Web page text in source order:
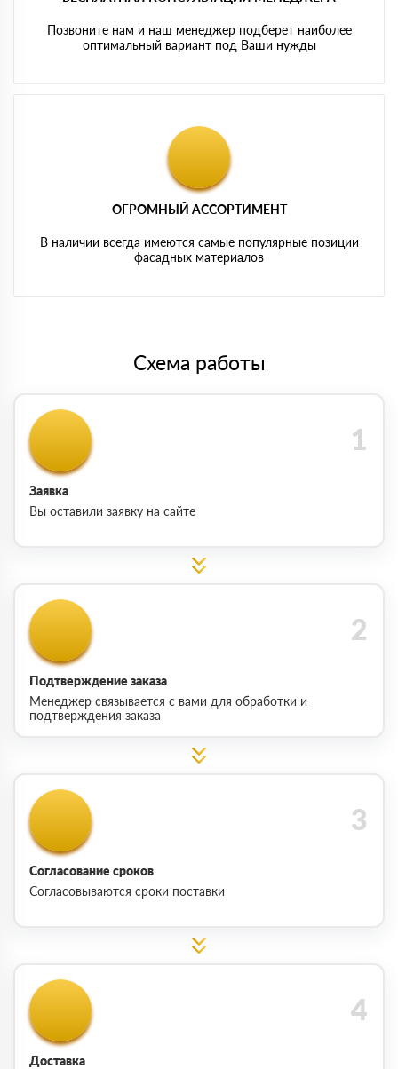
Позвоните нам и наш менеджер подберет наиболее
оптимальный вариант под Ваши нужды
ОГРОМНЫЙ АССОРТИМЕНТ
В наличии всегда имеются самые популярные позиции
фасадных материалов
Схема работы
Заявка
Вы оставили заявку на сайте
Подтверждение заказа
Менеджер связывается с вами для обработки и
подтверждения заказа
Согласование сроков
Согласовываются сроки поставки
Доставка